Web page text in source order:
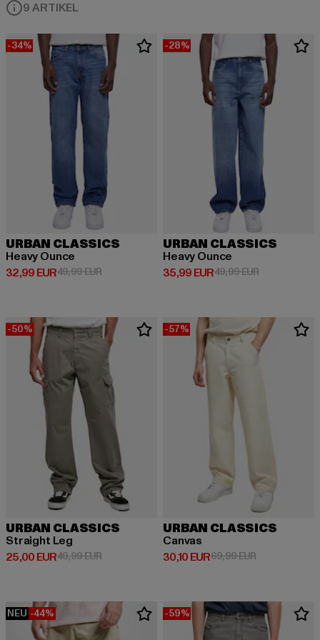
9 ARTIKEL
-34%
URBAN CLASSICS
Heavy Ounce
32,99 EUR
Derzeitiger Preis: 32,99 EUR
49,99 EURAktionspreis: 49,99 EUR
-28%
URBAN CLASSICS
Heavy Ounce
35,99 EUR
Derzeitiger Preis: 35,99 EUR
49,99 EURAktionspreis:
-50%
URBAN CLASSICS
Straight Leg
25,00 EUR
Derzeitiger Preis: 25,00 EUR
49,99 EURAktionspreis: 49,99 EUR
-57%
URBAN CLASSICS
Canvas
30,10 EUR
Derzeitiger Preis: 30,10 EUR
69,99 EURAktionspreis:
NEU -44% -59%